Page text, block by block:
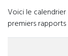
Voici le
premiers